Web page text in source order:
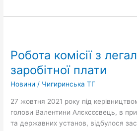
Робота комісії з
заробітної плати
Новини / Чигиринська ТГ
27 жовтня 2021 року під
голови Валентини Алєксєєвець, в
та державних установ, відбулося
з
легалізації
заробітної
плати